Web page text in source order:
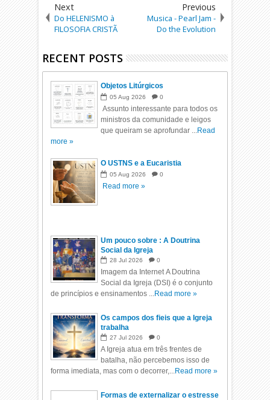
Next
Do HELENISMO à
FILOSOFIA CRISTÃ
Previous
Musica - Pearl Jam -
Do the Evolution
RECENT POSTS
Objetos Litúrgicos
05 Aug 2026 0
Assunto interessante para todos os
ministros da comunidade e leigos
que queiram se aprofundar ...Read
more »
O USTNS e a Eucaristia
05 Aug 2026 0
Read more »
Um pouco sobre : A Doutrina
Social da Igreja
28 Jul 2026 0
Imagem da Internet A Doutrina
Social da Igreja (DSI) é o conjunto
de princípios e ensinamentos ...Read more »
Os campos dos fieis que a Igreja
trabalha
27 Jul 2026 0
A Igreja atua em três frentes de
batalha, não percebemos isso de
forma imediata, mas com o decorrer,...Read more »
Formas de externalizar o estresse